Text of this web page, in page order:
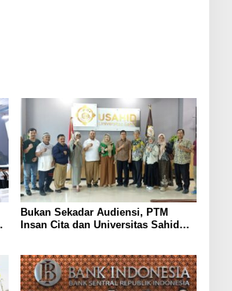
Bukan Sekadar Audiensi, PTM
Insan Cita dan Universitas Sahid